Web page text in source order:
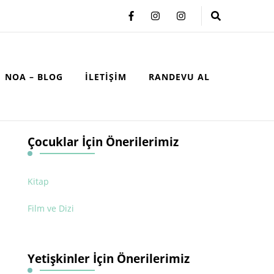
NOA – BLOG İLETIŞIM RANDEVU AL
Çocuklar İçin Önerilerimiz
Kitap
Film ve Dizi
Yetişkinler İçin Önerilerimiz